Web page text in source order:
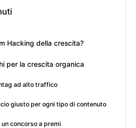
Hacking della crescita?
per la crescita organica
ad alto traffico
giusto per ogni tipo di contenuto
concorso a premi